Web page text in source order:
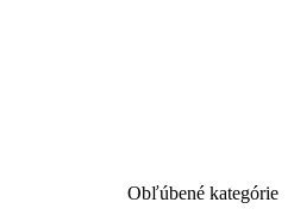
Obľúbené kategórie